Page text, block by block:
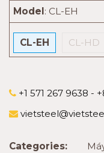
Model: CL-EH
CL-EH CL-HD
+1 571 267 9638 -
Categories: